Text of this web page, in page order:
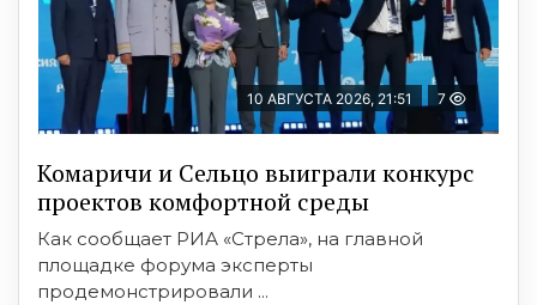
10 АВГУСТА 2026, 21:51 7
Комаричи и Сельцо выиграли конкурс
проектов комфортной среды
Как сообщает РИА «Стрела», на главной
площадке форума эксперты
продемонстрировали ...